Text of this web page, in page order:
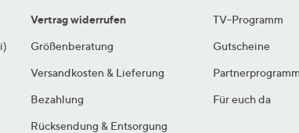
Vertrag widerrufen
Größenberatung
Versandkosten & Lieferung
Bezahlung
Rücksendung & Entsorgung
TV-Programm
Gutscheine
Partnerprogramm
Für euch da